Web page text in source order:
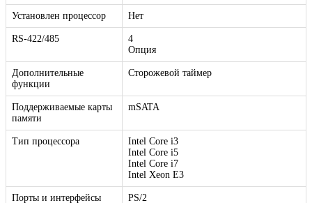
Установлен процессор Нет
RS-422/485
4
Опция
Дополнительные
функции
Сторожевой таймер
Поддерживаемые карты
памяти
mSATA
Тип процессора
Intel Core i3
Intel Core i5
Intel Core i7
Intel Xeon E3
Порты и интерфейсы PS/2